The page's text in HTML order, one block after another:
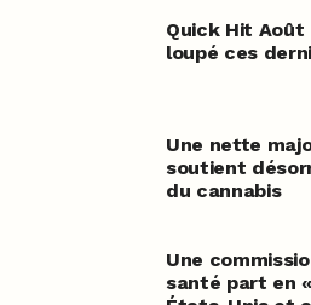
Quick Hit Août
loupé ces
Une nette
soutient
du cannabis
Une
santé part en